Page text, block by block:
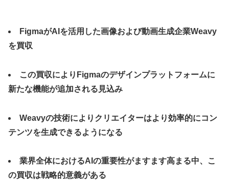
FigmaがAIを活用した画像および動画生成企業Weavy
を買収
この買収によりFigmaのデザインプラットフォームに
新たな機能が追加される見込み
Weavyの技術によりクリエイターはより効率的にコン
テンツを生成できるようになる
業界全体におけるAIの重要性がますます高まる中、こ
の買収は戦略的意義がある